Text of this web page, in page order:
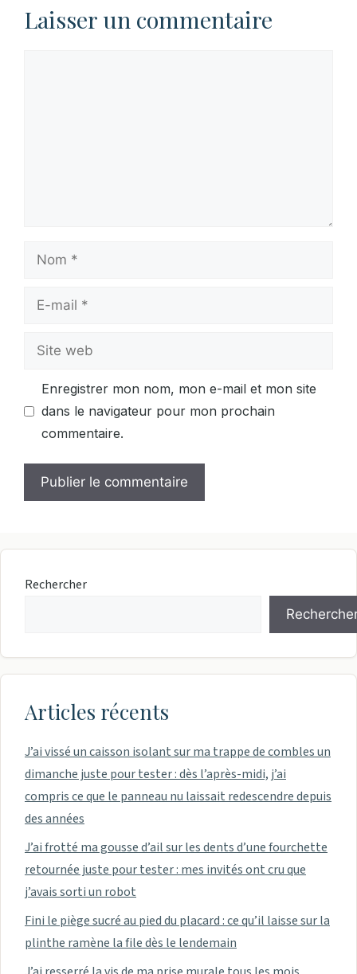
Laisser un commentaire
Nom
Site
Enregistrer mon nom, mon e-mail et mon site
dans le navigateur pour mon prochain
commentaire.
Rechercher
Articles récents
J’ai vissé un caisson isolant sur ma trappe de combles un
dimanche juste pour tester : dès l’après-midi, j’ai
compris ce que le panneau nu laissait redescendre depuis
des années
J’ai frotté ma gousse d’ail sur les dents d’une fourchette
retournée juste pour tester : mes invités ont cru que
j’avais sorti un robot
Fini le piège sucré au pied du placard : ce qu’il laisse sur la
plinthe ramène la file dès le lendemain